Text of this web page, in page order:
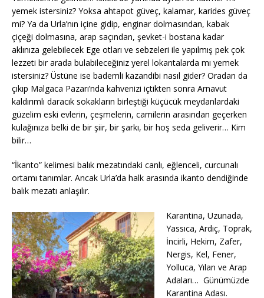
yemek istersiniz? Yoksa ahtapot güveç, kalamar, karides güveç
mi? Ya da Urla’nın içine gidip, enginar dolmasından, kabak
çiçeği dolmasına, arap saçından, şevket-i bostana kadar
aklınıza gelebilecek Ege otları ve sebzeleri ile yapılmış pek çok
lezzeti bir arada bulabileceğiniz yerel lokantalarda mı yemek
istersiniz? Üstüne ise bademli kazandibi nasıl gider? Oradan da
çıkıp Malgaca Pazarı’nda kahvenizi içtikten sonra Arnavut
kaldırımlı daracık sokakların birleştiği küçücük meydanlardaki
güzelim eski evlerin, çeşmelerin, camilerin arasından geçerken
kulağınıza belki de bir şiir, bir şarkı, bir hoş seda geliverir… Kim
bilir…
“İkanto” kelimesi balık mezatındaki canlı, eğlenceli, curcunalı
ortamı tanımlar. Ancak Urla’da halk arasında ikanto dendiğinde
balık mezatı anlaşılır.
Karantina, Uzunada,
Yassıca, Ardıç, Toprak,
İncirli, Hekim, Zafer,
Nergis, Kel, Fener,
Yolluca, Yılan ve Arap
Adaları… Günümüzde
Karantina Adası.